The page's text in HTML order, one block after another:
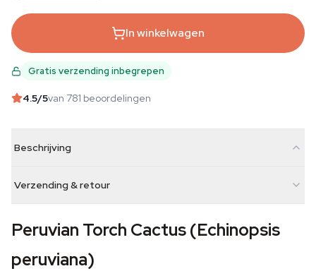
In winkelwagen
Gratis verzending inbegrepen
4.5/5van 781 beoordelingen
Beschrijving
Verzending & retour
Peruvian Torch Cactus (Echinopsis
peruviana)